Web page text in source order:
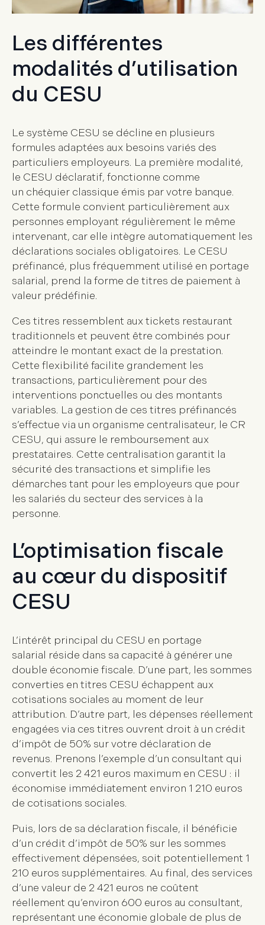
Les différentes
modalités d’utilisation
du CESU
Le système CESU se décline en plusieurs
formules adaptées aux besoins variés des
particuliers employeurs. La première modalité,
le CESU déclaratif, fonctionne comme
un chéquier classique émis par votre banque.
Cette formule convient particulièrement aux
personnes employant régulièrement le même
intervenant, car elle intègre automatiquement les
déclarations sociales obligatoires. Le CESU
préfinancé, plus fréquemment utilisé en portage
salarial, prend la forme de titres de paiement à
valeur prédéfinie.
Ces titres ressemblent aux tickets restaurant
traditionnels et peuvent être combinés pour
atteindre le montant exact de la prestation.
Cette flexibilité facilite grandement les
transactions, particulièrement pour des
interventions ponctuelles ou des montants
variables. La gestion de ces titres préfinancés
s’effectue via un organisme centralisateur, le CR
CESU, qui assure le remboursement aux
prestataires. Cette centralisation garantit la
sécurité des transactions et simplifie les
démarches tant pour les employeurs que pour
les salariés du secteur des services à la
personne.
L’optimisation fiscale
au cœur du dispositif
CESU
L’intérêt principal du CESU en portage
salarial réside dans sa capacité à générer une
double économie fiscale. D’une part, les sommes
converties en titres CESU échappent aux
cotisations sociales au moment de leur
attribution. D’autre part, les dépenses réellement
engagées via ces titres ouvrent droit à un crédit
d’impôt de 50% sur votre déclaration de
revenus. Prenons l’exemple d’un consultant qui
convertit les 2 421 euros maximum en CESU : il
économise immédiatement environ 1 210 euros
de cotisations sociales.
Puis, lors de sa déclaration fiscale, il bénéficie
d’un crédit d’impôt de 50% sur les sommes
effectivement dépensées, soit potentiellement 1
210 euros supplémentaires. Au final, des services
d’une valeur de 2 421 euros ne coûtent
réellement qu’environ 600 euros au consultant,
représentant une économie globale de plus de